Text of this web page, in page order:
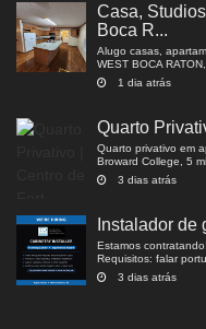
Casa,
Boca R...
Alugo casas,
WEST BOCA
1 dia atrás
Quarto
Quarto privativo em
Broward College, 5
3 dias atrás
Instalador de
Estamos
Requisitos: falar
3 dias atrás